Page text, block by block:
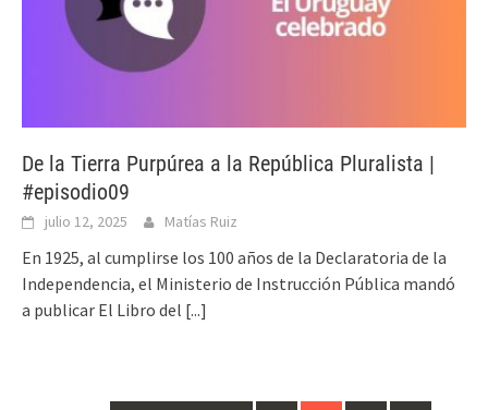
De la Tierra Purpúrea a la República Pluralista |
#episodio09
julio 12, 2025 Matías Ruiz
En 1925, al cumplirse los 100 años de la Declaratoria de la
Independencia, el Ministerio de Instrucción Pública mandó
a publicar El Libro del [...]